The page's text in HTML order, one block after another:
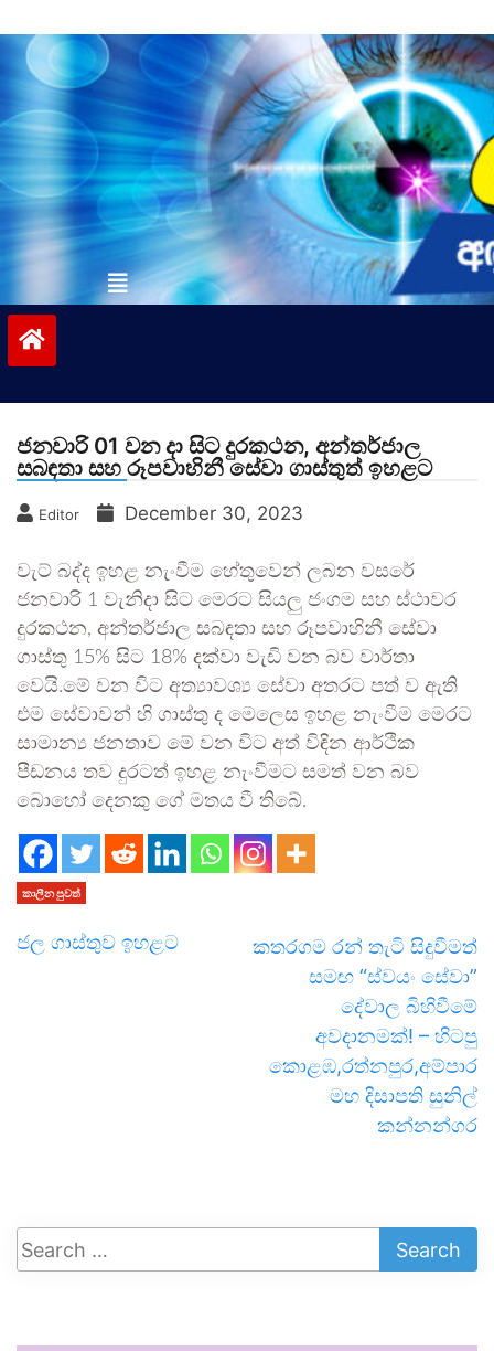
to
contentvinivida.lk
ජනවාරි 01 වන දා සිට දුරකථන, අන්තර්ජාල
සබඳතා සහ රූපවාහිනී සේවා ගාස්තුත් ඉහළට
Editor December 30, 2023
වැට් බද්ද ඉහළ නැංවීම හේතුවෙන් ලබන වසරේ
ජනවාරි 1 වැනිදා සිට මෙරට සියලු ජංගම සහ ස්ථාවර
දුරකථන, අන්තර්ජාල සබඳතා සහ රූපවාහිනී සේවා
ගාස්තු 15% සිට 18% දක්වා වැඩි වන බව වාර්තා
වෙයි.මේ වන විට අත්‍යාවශ්‍ය සේවා අතරට පත් ව ඇති
එම සේවාවන් හි ගාස්තු ද මෙලෙස ඉහළ නැංවීම මෙරට
සාමාන්‍ය ජනතාව මේ වන විට අත් විඳින ආර්ථික
පීඩනය තව දුරටත් ඉහළ නැංවීමට සමත් වන බව
බොහෝ දෙනකු ගේ මතය වී තිබේ.
කාලීන පුවත්
ජල ගාස්තුව ඉහළට
කතරගම රන් තැටි සිදුවීමත්
සමඟ “ස්වයං සේවා”
දේවාල බිහිවීමේ
අවදානමක්! – හිටපු
කොළඹ,රත්නපුර,අම්පාර
මහ දිසාපති සුනිල්
කන්නන්ගර